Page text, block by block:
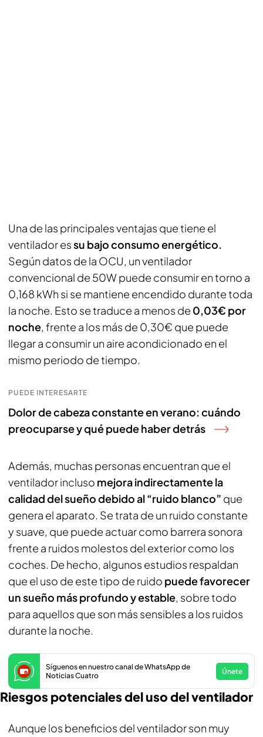
Una de las principales ventajas que tiene el
ventilador essu bajo consumo energético.
Según datos de la OCU, un ventilador
convencional de 50W puede consumir en torno a
0,168 kWh si se mantiene encendido durante toda
la noche. Esto se traduce a menos de 0,03€ por
noche, frente a los más de 0,30€ que puede
llegar a consumir un aire acondicionado en el
mismo periodo de tiempo.
PUEDE INTERESARTE
Dolor de cabeza constante en verano: cuándo
preocuparse y qué puede haber detrás
Además, muchas personas encuentran que el
ventilador incluso mejora indirectamente la
calidad del sueño debido al “ruido blanco” que
genera el aparato. Se trata de un ruido constante
y suave, que puede actuar como barrera sonora
frente a ruidos molestos del exterior como los
coches. De hecho, algunos estudios respaldan
que el uso de este tipo de ruido puede favorecer
un sueño más profundo y estable, sobre todo
para aquellos que son más sensibles a los ruidos
durante la noche.
Síguenos en nuestro canal de WhatsApp de
Noticias Cuatro
Únete
Riesgos potenciales del uso del ventilador
Aunque los beneficios del ventilador son muy